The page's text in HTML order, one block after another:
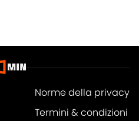
Norme della privacy
Termini & condizioni